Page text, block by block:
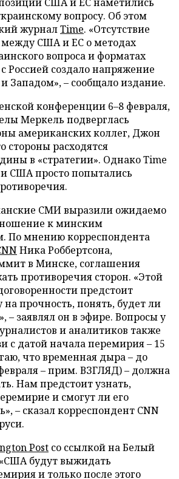
вопросу. Об этом
журналTime. «Отсутствие
США и ЕС о методах
вопроса и форматах
Россией создало напряжение
– сообщало издание.
конференции 6–8 февраля,
Меркель подверглась
американских коллег, Джон
стороны расходятся
в «стратегии». Однако Time
и США просто попытались
СМИ выразили ожидаемо
к минским
По мнению корреспондента
Ника Роббертсона,
в Минске, соглашения
противоречия сторон. «Этой
предстоит
прочность, понять, будет ли
– заявлял он в эфире. Вопросы у
и аналитиков также
с датой начала перемирия – 15
что временная дыра – до
– прим. ВЗГЛЯД) – должна
Нам предстоит узнать,
и смогут ли его
– сказал корреспондент CNN
Post со ссылкой на Белый
будут выжидать
и только после этого